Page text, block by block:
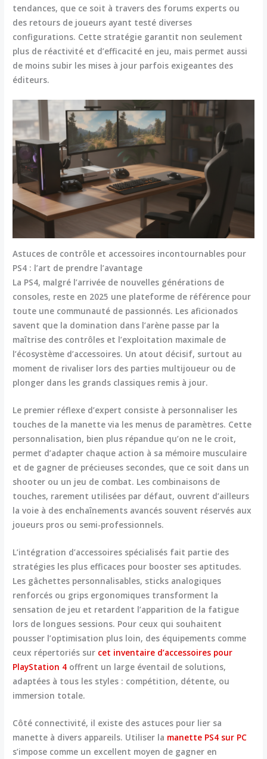
tendances, que ce soit à travers des forums experts ou
des retours de joueurs ayant testé diverses
configurations. Cette stratégie garantit non seulement
plus de réactivité et d’efficacité en jeu, mais permet aussi
de moins subir les mises à jour parfois exigeantes des
éditeurs.
Astuces de contrôle et accessoires incontournables pour
PS4 : l’art de prendre l’avantage
La PS4, malgré l’arrivée de nouvelles générations de
consoles, reste en 2025 une plateforme de référence pour
toute une communauté de passionnés. Les aficionados
savent que la domination dans l’arène passe par la
maîtrise des contrôles et l’exploitation maximale de
l’écosystème d’accessoires. Un atout décisif, surtout au
moment de rivaliser lors des parties multijoueur ou de
plonger dans les grands classiques remis à jour.
Le premier réflexe d’expert consiste à personnaliser les
touches de la manette via les menus de paramètres. Cette
personnalisation, bien plus répandue qu’on ne le croit,
permet d’adapter chaque action à sa mémoire musculaire
et de gagner de précieuses secondes, que ce soit dans un
shooter ou un jeu de combat. Les combinaisons de
touches, rarement utilisées par défaut, ouvrent d’ailleurs
la voie à des enchaînements avancés souvent réservés aux
joueurs pros ou semi-professionnels.
L’intégration d’accessoires spécialisés fait partie des
stratégies les plus efficaces pour booster ses aptitudes.
Les gâchettes personnalisables, sticks analogiques
renforcés ou grips ergonomiques transforment la
sensation de jeu et retardent l’apparition de la fatigue
lors de longues sessions. Pour ceux qui souhaitent
pousser l’optimisation plus loin, des équipements comme
ceux répertoriés sur cet inventaire d’accessoires pour
PlayStation 4 offrent un large éventail de solutions,
adaptées à tous les styles : compétition, détente, ou
immersion totale.
Côté connectivité, il existe des astuces pour lier sa
manette à divers appareils. Utiliser la manette PS4 sur PC
s’impose comme un excellent moyen de gagner en